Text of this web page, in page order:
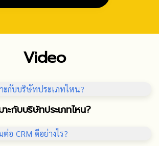
Video
ะกับบริษัทประเภทไหน?